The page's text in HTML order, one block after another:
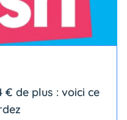
€ de plus : voici ce